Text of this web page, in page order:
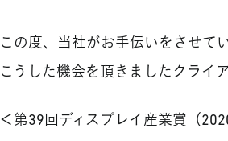
この度、当社がお手伝いをさせて
こうした機会を頂きましたクライ
＜第39回ディスプレイ産業賞（